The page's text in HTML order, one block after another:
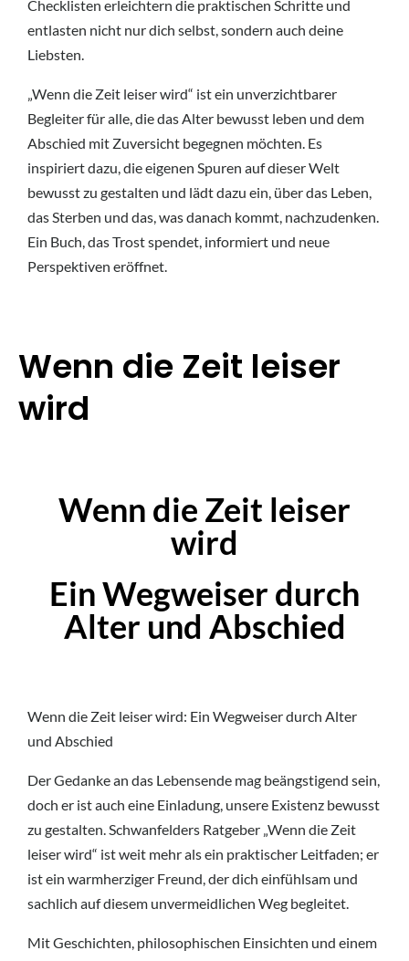
Checklisten erleichtern die praktischen Schritte und
entlasten nicht nur dich selbst, sondern auch deine
Liebsten.
„Wenn die Zeit leiser wird“ ist ein unverzichtbarer
Begleiter für alle, die das Alter bewusst leben und dem
Abschied mit Zuversicht begegnen möchten. Es
inspiriert dazu, die eigenen Spuren auf dieser Welt
bewusst zu gestalten und lädt dazu ein, über das Leben,
das Sterben und das, was danach kommt, nachzudenken.
Ein Buch, das Trost spendet, informiert und neue
Perspektiven eröffnet.
Wenn die Zeit leiser
wird
Wenn die Zeit leiser
wird
Ein Wegweiser durch
Alter und Abschied
Wenn die Zeit leiser wird: Ein Wegweiser durch Alter
und Abschied
Der Gedanke an das Lebensende mag beängstigend sein,
doch er ist auch eine Einladung, unsere Existenz bewusst
zu gestalten. Schwanfelders Ratgeber „Wenn die Zeit
leiser wird“ ist weit mehr als ein praktischer Leitfaden; er
ist ein warmherziger Freund, der dich einfühlsam und
sachlich auf diesem unvermeidlichen Weg begleitet.
Mit Geschichten, philosophischen Einsichten und einem